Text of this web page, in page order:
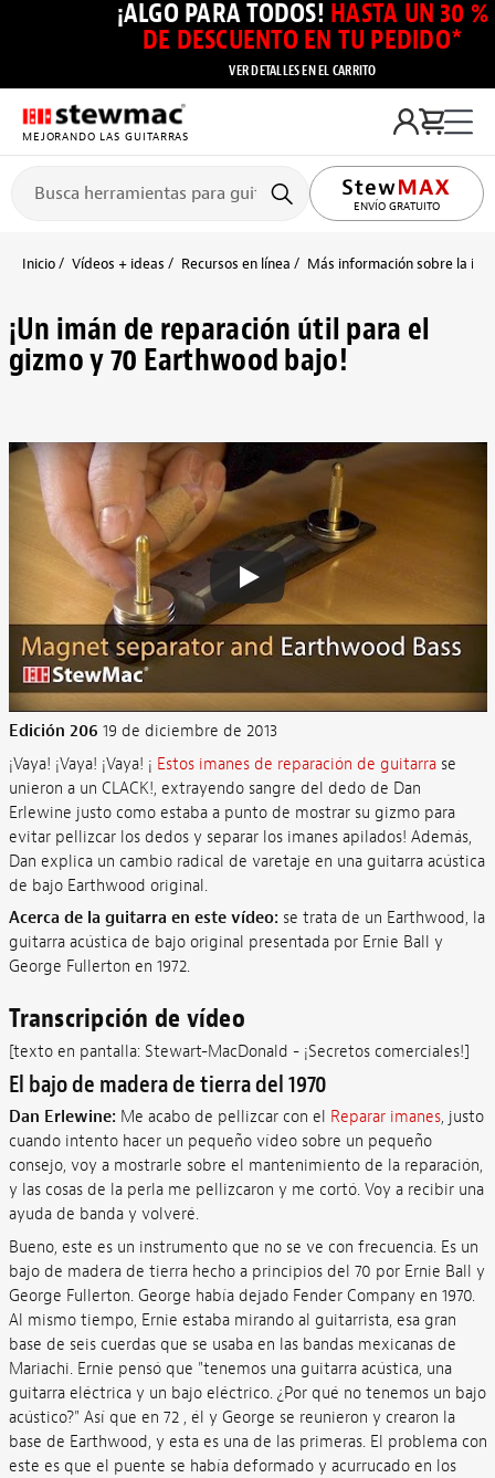
¡ALGO PARA TODOS! HASTA UN 30 %
DE DESCUENTO EN TU PEDIDO*
VER DETALLES EN EL CARRITO
MEJORANDO LAS GUITARRAS
ENVÍO GRATUITO
Inicio Vídeos + ideas Recursos en línea Más información sobre la
¡Un imán de reparación útil para el
gizmo y 70 Earthwood bajo!
Edición 206 19 de diciembre de 2013
¡Vaya! ¡Vaya! ¡Vaya! ¡ Estos imanes de reparación de guitarrase
unieron a un CLACK!, extrayendo sangre del dedo de Dan
Erlewine justo como estaba a punto de mostrar su gizmo para
evitar pellizcar los dedos y separar los imanes apilados! Además,
Dan explica un cambio radical de varetaje en una guitarra acústica
de bajo Earthwood original.
Acerca de la guitarra en este vídeo: se trata de un Earthwood, la
guitarra acústica de bajo original presentada por Ernie Ball y
George Fullerton en 1972.
Transcripción de vídeo
[texto en pantalla: Stewart-MacDonald - ¡Secretos comerciales!]
El bajo de madera de tierra del 1970
Dan Erlewine: Me acabo de pellizcar con el Reparar imanes, justo
cuando intento hacer un pequeño vídeo sobre un pequeño
consejo, voy a mostrarle sobre el mantenimiento de la reparación,
y las cosas de la perla me pellizcaron y me cortó. Voy a recibir una
ayuda de banda y volveré.
Bueno, este es un instrumento que no se ve con frecuencia. Es un
bajo de madera de tierra hecho a principios del 70 por Ernie Ball y
George Fullerton. George había dejado Fender Company en 1970.
Al mismo tiempo, Ernie estaba mirando al guitarrista, esa gran
base de seis cuerdas que se usaba en las bandas mexicanas de
Mariachi. Ernie pensó que "tenemos una guitarra acústica, una
guitarra eléctrica y un bajo eléctrico. ¿Por qué no tenemos un bajo
acústico?" Así que en 72 , él y George se reunieron y crearon la
base de Earthwood, y esta es una de las primeras. El problema con
este es que el puente se había deformado y acurrucado en los